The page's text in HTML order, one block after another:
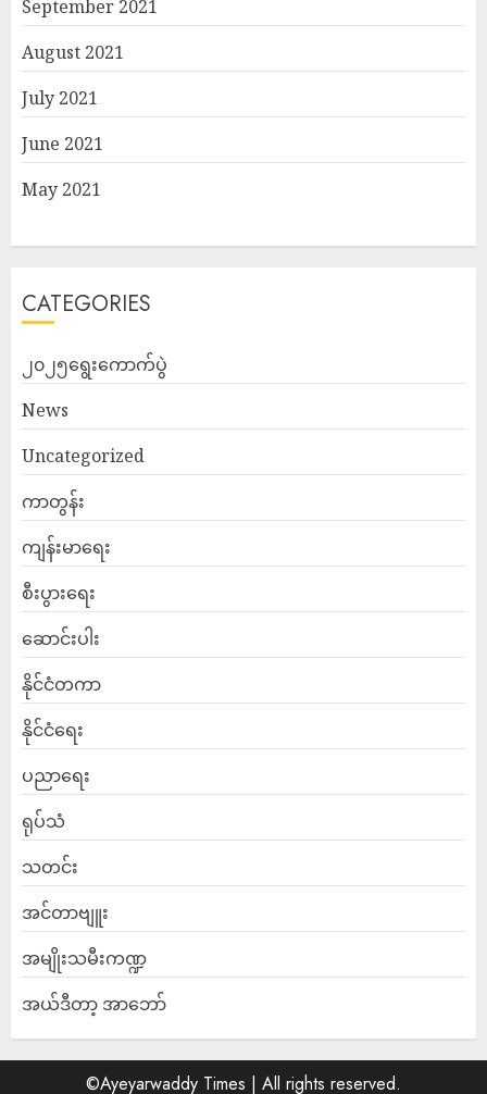
September 2021
August 2021
July 2021
June 2021
May 2021
CATEGORIES
၂၀၂၅ရွေးကောက်ပွဲ
News
Uncategorized
ကာတွန်း
ကျန်းမာရေး
စီးပွားရေး
ဆောင်းပါး
နိုင်ငံတကာ
နိုင်ငံရေး
ပညာရေး
ရုပ်သံ
သတင်း
အင်တာဗျူး
အမျိုးသမီးကဏ္ဍ
အယ်ဒီတာ့ အာဘော်
©Ayeyarwaddy Times | All rights reserved.